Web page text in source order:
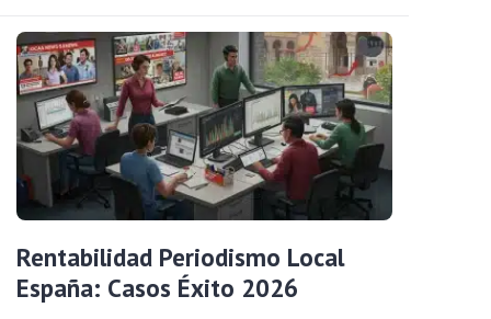
Rentabilidad Periodismo Local
España: Casos Éxito 2026